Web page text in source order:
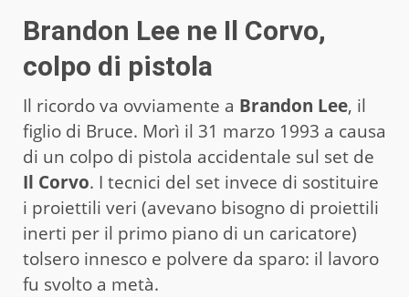
Brandon Lee ne Il Corvo,
colpo di pistola
Il ricordo va ovviamente a Brandon Lee, il
figlio di Bruce. Morì il 31 marzo 1993 a causa
di un colpo di pistola accidentale sul set de
Il Corvo. I tecnici del set invece di sostituire
i proiettili veri (avevano bisogno di proiettili
inerti per il primo piano di un caricatore)
tolsero innesco e polvere da sparo: il lavoro
fu svolto a metà.